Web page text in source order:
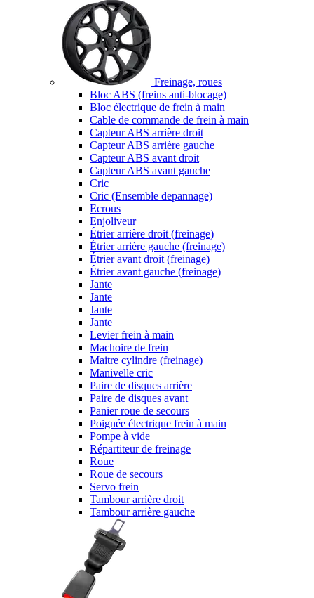
Freinage, roues
Bloc ABS (freins anti-blocage)
Bloc électrique de frein à main
Cable de commande de frein à main
Capteur ABS arrière droit
Capteur ABS arrière gauche
Capteur ABS avant droit
Capteur ABS avant gauche
Cric
Cric (Ensemble depannage)
Ecrous
Enjoliveur
Étrier arrière droit (freinage)
Étrier arrière gauche (freinage)
Étrier avant droit (freinage)
Étrier avant gauche (freinage)
Jante
Jante
Jante
Jante
Levier frein à main
Machoire de frein
Maitre cylindre (freinage)
Manivelle cric
Paire de disques arrière
Paire de disques avant
Panier roue de secours
Poignée électrique frein à main
Pompe à vide
Répartiteur de freinage
Roue
Roue de secours
Servo frein
Tambour arrière droit
Tambour arrière gauche